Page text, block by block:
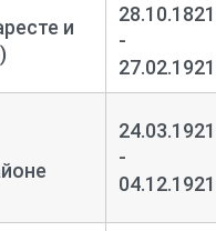
и
28.10.1821
-
27.02.1921
24.03.1921
-
04.12.1921